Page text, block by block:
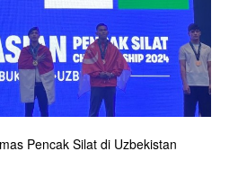
Pencak Silat di Uzbekistan